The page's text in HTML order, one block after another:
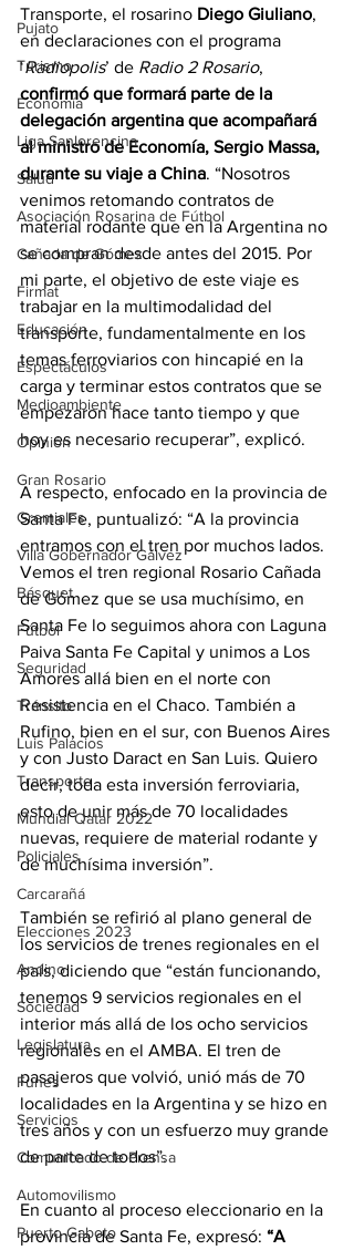
Pujato
Turismo
Economía
Liga Sanlorencina
Salud
Asociación Rosarina de Fútbol
Cañada de Gómez
Firmat
Educación
Espectáculos
Medioambiente
Opinión
Gran Rosario
Gremiales
Villa Gobernador Gálvez
Básquet
Fútbol
Seguridad
Tránsito
Luis Palacios
Transporte
Mundial Qatar 2022
Policiales
Carcarañá
Elecciones 2023
Andino
Sociedad
Legislatura
Funes
Servicios
Comunicado de Prensa
Automovilismo
Puerto Gaboto
Transporte, el rosarino Diego Giuliano,
en declaraciones con el programa
‘Radiopolis’ de Radio 2 Rosario,
confirmó que formará parte de la
delegación argentina que acompañará
al ministro de Economía, Sergio Massa,
durante su viaje a China. “Nosotros
venimos retomando contratos de
material rodante que en la Argentina no
se compran desde antes del 2015. Por
mi parte, el objetivo de este viaje es
trabajar en la multimodalidad del
transporte, fundamentalmente en los
temas ferroviarios con hincapié en la
carga y terminar estos contratos que se
empezaron hace tanto tiempo y que
hoy es necesario recuperar”, explicó.
A respecto, enfocado en la provincia de
Santa Fe, puntualizó: “A la provincia
entramos con el tren por muchos lados.
Vemos el tren regional Rosario Cañada
de Gómez que se usa muchísimo, en
Santa Fe lo seguimos ahora con Laguna
Paiva Santa Fe Capital y unimos a Los
Amores allá bien en el norte con
Resistencia en el Chaco. También a
Rufino, bien en el sur, con Buenos Aires
y con Justo Daract en San Luis. Quiero
decir, toda esta inversión ferroviaria,
esto de unir más de 70 localidades
nuevas, requiere de material rodante y
de muchísima inversión”.
También se refirió al plano general de
los servicios de trenes regionales en el
país, diciendo que “están funcionando,
tenemos 9 servicios regionales en el
interior más allá de los ocho servicios
regionales en el AMBA. El tren de
pasajeros que volvió, unió más de 70
localidades en la Argentina y se hizo en
tres años y con un esfuerzo muy grande
de parte de todos”.
En cuanto al proceso eleccionario en la
provincia de Santa Fe, expresó: “A